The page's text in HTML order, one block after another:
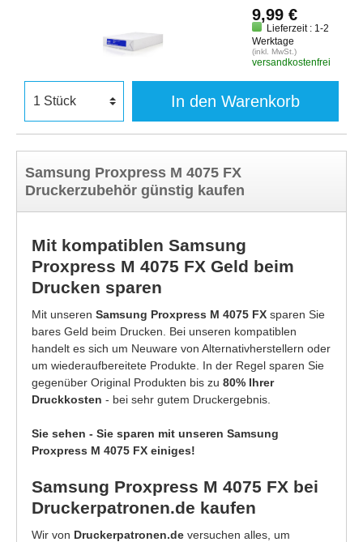
9,99 €
Lieferzeit : 1-2
Werktage
(inkl. MwSt.)
versandkostenfrei
In den Warenkorb
Samsung Proxpress M 4075 FX
Druckerzubehör günstig kaufen
Mit kompatiblen Samsung
Proxpress M 4075 FX Geld beim
Drucken sparen
Mit unseren Samsung Proxpress M 4075 FX sparen Sie
bares Geld beim Drucken. Bei unseren kompatiblen
handelt es sich um Neuware von Alternativherstellern oder
um wiederaufbereitete Produkte. In der Regel sparen Sie
gegenüber Original Produkten bis zu 80% Ihrer
Druckkosten - bei sehr gutem Druckergebnis.
Sie sehen - Sie sparen mit unseren Samsung
Proxpress M 4075 FX einiges!
Samsung Proxpress M 4075 FX bei
Druckerpatronen.de kaufen
Wir von Druckerpatronen.de versuchen alles, um